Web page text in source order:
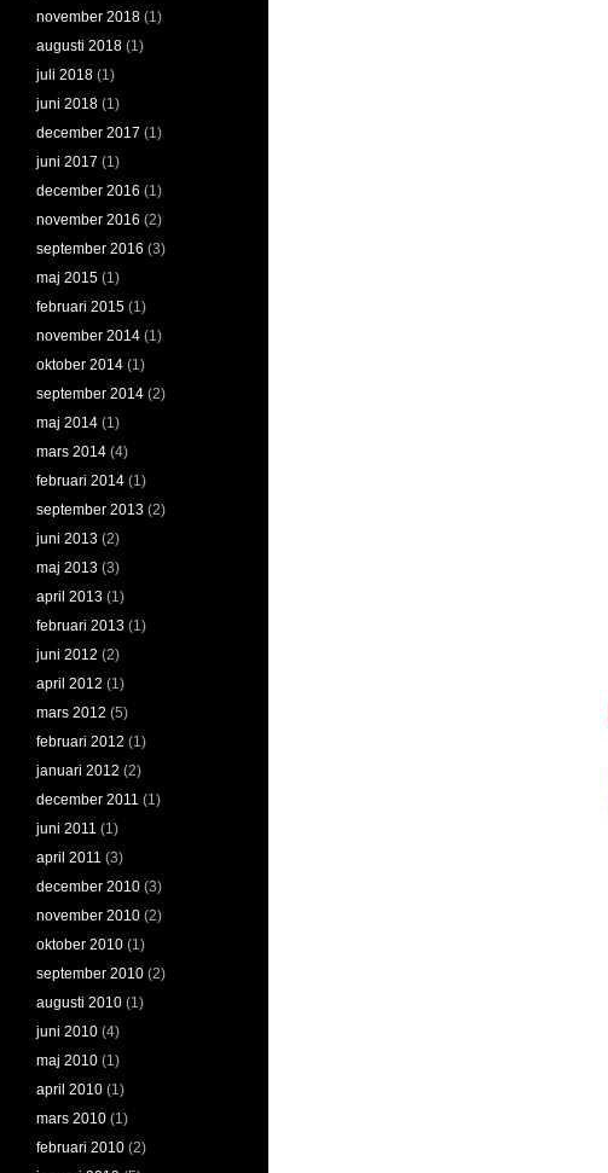
november 2018 (1)
augusti 2018 (1)
juli 2018 (1)
juni 2018 (1)
december 2017 (1)
juni 2017 (1)
december 2016 (1)
november 2016 (2)
september 2016 (3)
maj 2015 (1)
februari 2015 (1)
november 2014 (1)
oktober 2014 (1)
september 2014 (2)
maj 2014 (1)
mars 2014 (4)
februari 2014 (1)
september 2013 (2)
juni 2013 (2)
maj 2013 (3)
april 2013 (1)
februari 2013 (1)
juni 2012 (2)
april 2012 (1)
mars 2012 (5)
februari 2012 (1)
januari 2012 (2)
december 2011 (1)
juni 2011 (1)
april 2011 (3)
december 2010 (3)
november 2010 (2)
oktober 2010 (1)
september 2010 (2)
augusti 2010 (1)
juni 2010 (4)
maj 2010 (1)
april 2010 (1)
mars 2010 (1)
februari 2010 (2)